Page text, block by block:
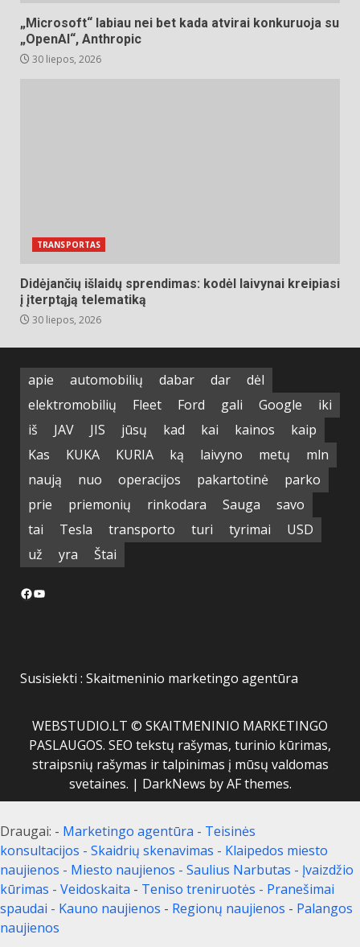
„Microsoft“ labiau nei bet kada atvirai konkuruoja su
„OpenAI“, Anthropic
30 liepos, 2026
TRANSPORTAS
Didėjančių išlaidų sprendimas: kodėl laivynai kreipiasi
į įterptąją telematiką
30 liepos, 2026
apie automobilių dabar dar
dėl
elektromobilių
Fleet Ford gali Google
iki
iš
JAV JIS jūsų kad kai kainos
kaip
Kas
KUKA KURIA ką laivyno metų
mln
naują
nuo operacijos pakartotinė
parko
prie
priemonių rinkodara Sauga
savo
tai
Tesla transporto turi tyrimai
USD
už
yra Štai
Facebook
YouTube
Susisiekti : Skaitmeninio marketingo agentūra
WEBSTUDIO.LT © SKAITMENINIO MARKETINGO
PASLAUGOS. SEO tekstų rašymas, turinio kūrimas,
straipsnių rašymas ir talpinimas į mūsų valdomas
svetaines. | DarkNews by AF themes.
Draugai: - Marketingo agentūra - Teisinės
konsultacijos - Skaidrių skenavimas - Klaipedos miesto
naujienos - Miesto naujienos - Saulius Narbutas - Įvaizdžio
kūrimas - Veidoskaita - Teniso treniruotės - Pranešimai
spaudai - Kauno naujienos - Regionų naujienos - Palangos
naujienos